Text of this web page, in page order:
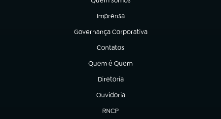
(abre em nova aba)
Imprensa
(abre em nova aba)
Governança Corporativa
(abre em nova aba)
Contatos
(abre em nova aba)
Quem é Quem
(abre em nova aba)
Diretoria
(abre em nova aba)
Ouvidoria
(abre em nova aba)
RNCP
(abre em nova aba)